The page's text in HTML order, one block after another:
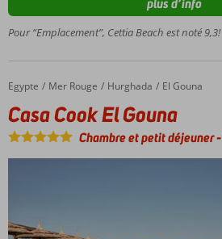
Près
du
et de
la
ville
Directement
Pour “Emplacement”, Cettia Beach est noté 9,3!
plus d’info
Accueil
Egypte Mer Rouge Hurghada El Gouna
Casa Cook El Gouna
Casa Cook El Gouna
Chambre et petit déjeuner-